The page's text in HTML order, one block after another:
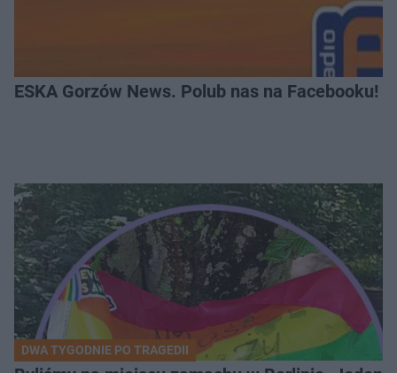
ESKA Gorzów News. Polub nas na Facebooku!
DWA TYGODNIE PO TRAGEDII